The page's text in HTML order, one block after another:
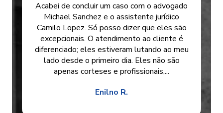
Acabei de concluir um caso com o advogado
Michael Sanchez e o assistente jurídico
Camilo Lopez. Só posso dizer que eles são
excepcionais. O atendimento ao cliente é
diferenciado; eles estiveram lutando ao meu
lado desde o primeiro dia. Eles não são
apenas corteses e profissionais,...
Enilno R.